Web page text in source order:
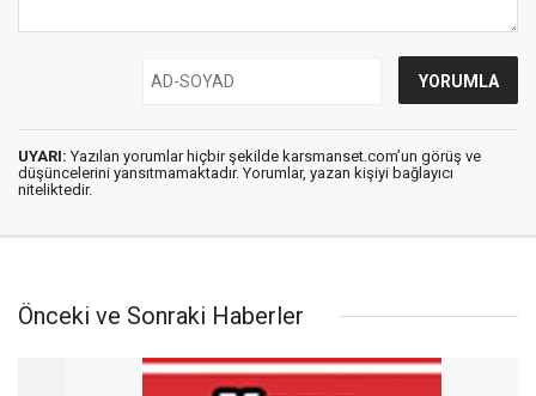
UYARI: Yazılan yorumlar hiçbir şekilde karsmanset.com’un görüş ve
düşüncelerini yansıtmamaktadır. Yorumlar, yazan kişiyi bağlayıcı
niteliktedir.
Önceki ve Sonraki Haberler